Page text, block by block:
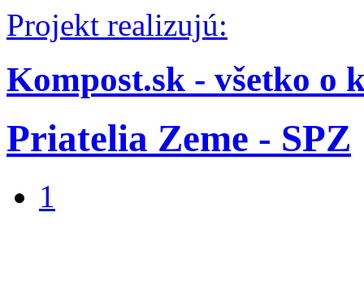
Projekt realizujú:
Kompost.sk - všetko o
Priatelia Zeme - SPZ
1